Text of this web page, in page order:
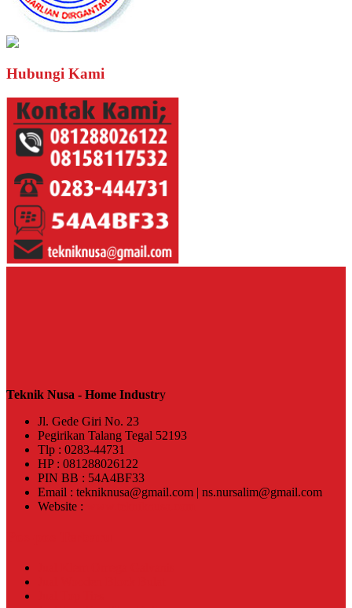
Hubungi Kami
Teknik Nusa - Home Industry
Jl. Gede Giri No. 23
Pegirikan Talang Tegal 52193
Tlp : 0283-44731
HP : 081288026122
PIN BB : 54A4BF33
Email : tekniknusa@gmail.com | ns.nursalim@gmail.com
Website :